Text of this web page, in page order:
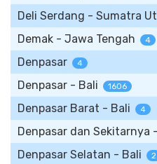
Deli Serdang - Sumatra
Demak - Jawa Tengah 4
Denpasar 4
Denpasar - Bali 1606
Denpasar Barat - Bali 4
Denpasar dan Sekitarnya
Denpasar Selatan - Bali 2